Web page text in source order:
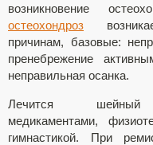
возникновение
остеохондроз
причинам, базовые:
пренебрежение
неправильная осанка.
Лечится шейный
медикаментами,
гимнастикой. При